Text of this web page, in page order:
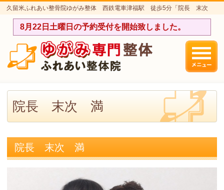
久留米ふれあい整骨院ゆがみ整体 西鉄電車津福駅 徒歩5分「院長 末次
8月22日土曜日の予約受付を開始致しました。
院長 末次 満
院長 末次 満